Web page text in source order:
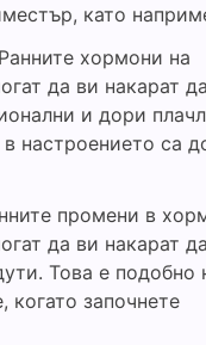
като
хормони на
да ви накарат
и дори
настроението са
промени в
да ви накарат
Това е подобно
когато започнете